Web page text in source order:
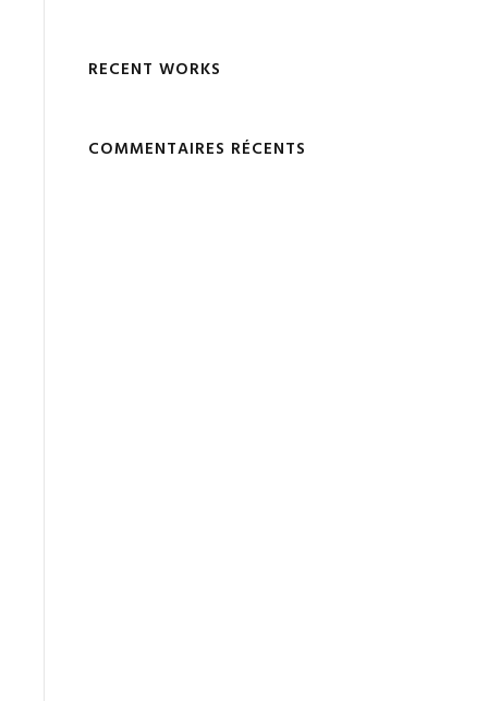
RECENT WORKS
COMMENTAIRES RÉCENTS